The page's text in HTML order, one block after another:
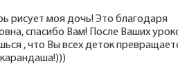
рисует моя дочь! Это благодаря
спасибо Вам! После Ваших
, что Вы всех деток